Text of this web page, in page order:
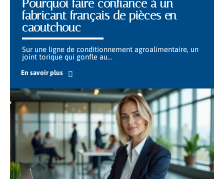
Pourquoi faire confiance à un
fabricant français de pièces en
caoutchouc
Sur une ligne de conditionnement agroalimentaire, un
joint torique qui gonfle au…
En savoir plus